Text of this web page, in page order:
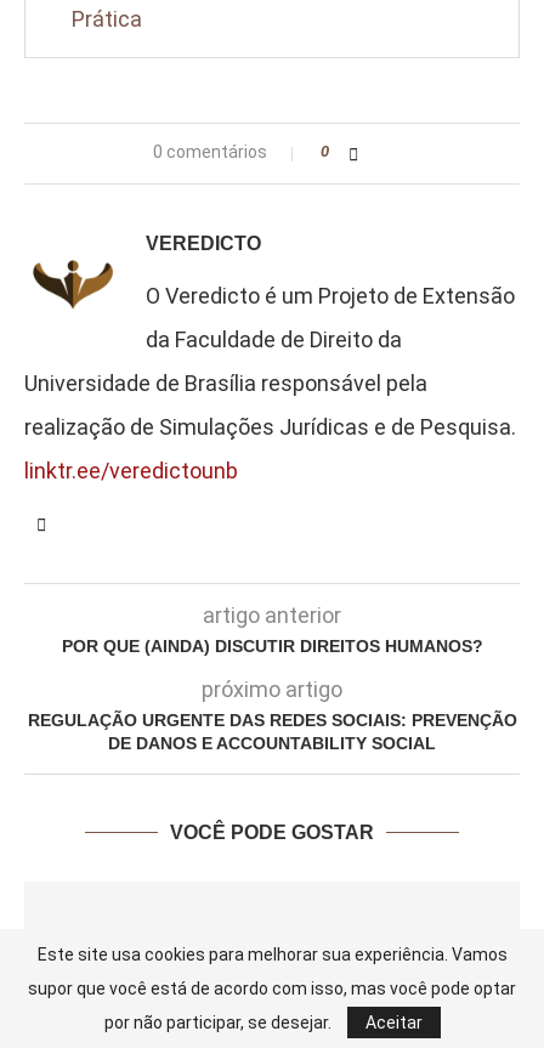
Prática
0 comentários 0
VEREDICTO
O Veredicto é um Projeto de Extensão
da Faculdade de Direito da
Universidade de Brasília responsável pela
realização de Simulações Jurídicas e de Pesquisa.
linktr.ee/veredictounb
artigo anterior
POR QUE (AINDA) DISCUTIR DIREITOS HUMANOS?
próximo artigo
REGULAÇÃO URGENTE DAS REDES SOCIAIS: PREVENÇÃO
DE DANOS E ACCOUNTABILITY SOCIAL
VOCÊ PODE GOSTAR
Este site usa cookies para melhorar sua experiência. Vamos
supor que você está de acordo com isso, mas você pode optar
por não participar, se desejar.
Aceitar